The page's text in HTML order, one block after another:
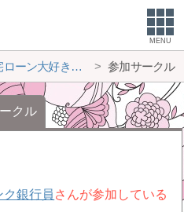
MENU
大好き元メガバンク銀行員 参加サークル
クル
銀行員 さんが参加している